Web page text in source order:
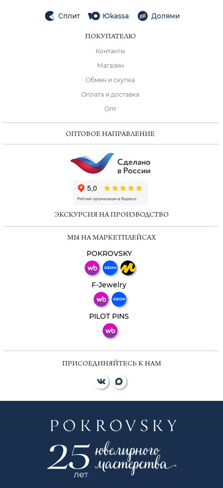
Сплит Юkassa Долями
ПОКУПАТЕЛЮ
Контакты
Магазин
Обмен и скупка
Оплата и доставка
Опт
ОПТОВОЕ НАПРАВЛЕНИЕ
ЭКСКУРСИЯ НА ПРОИЗВОДСТВО
МЫ НА МАРКЕТПЛЕЙСАХ
POKROVSKY
F-Jewelry
PILOT PINS
ПРИСОЕДИНЯЙТЕСЬ К НАМ